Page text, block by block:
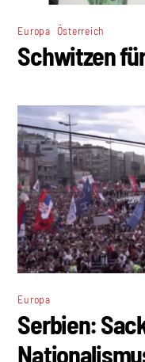
Europa Österreich
Schwitzen
Europa
Serbien: